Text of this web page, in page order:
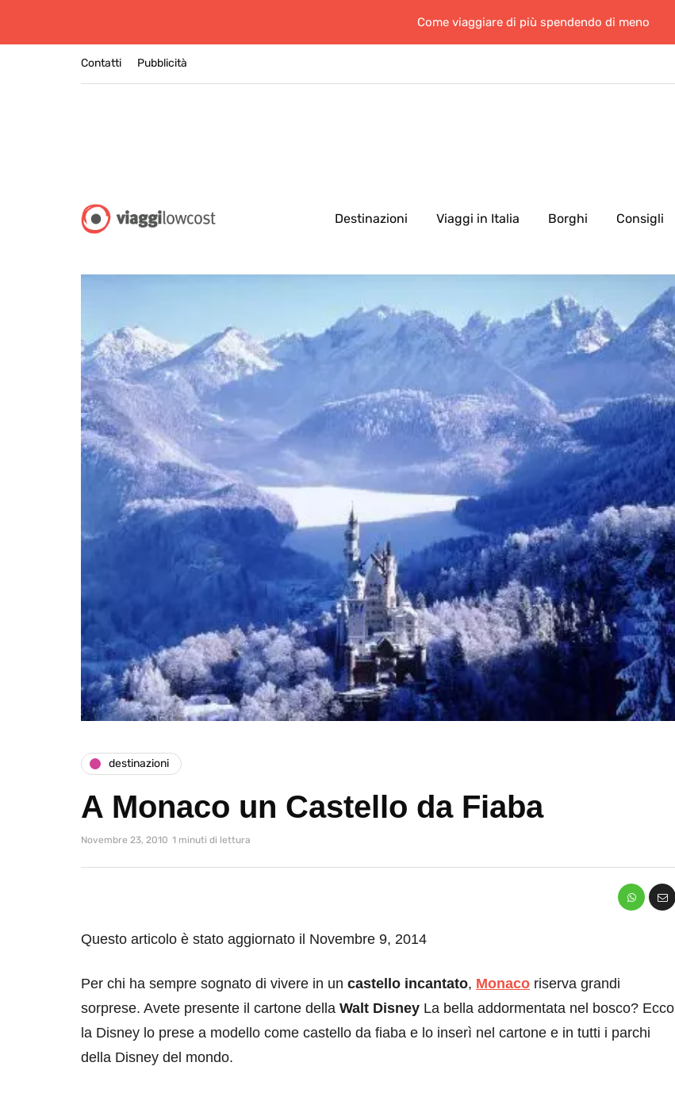
Come viaggiare di più spendendo di meno
Contatti Pubblicità
Destinazioni Viaggi in Italia Borghi Consigli
destinazioni
A Monaco un Castello da Fiaba
Novembre 23, 2010 1 minuti di lettura
Questo articolo è stato aggiornato il Novembre 9, 2014
Per chi ha sempre sognato di vivere in un castello incantato, Monaco riserva grandi
sorprese. Avete presente il cartone della Walt Disney La bella addormentata nel bosco? Ecco
la Disney lo prese a modello come castello da fiaba e lo inserì nel cartone e in tutti i parchi
della Disney del mondo.